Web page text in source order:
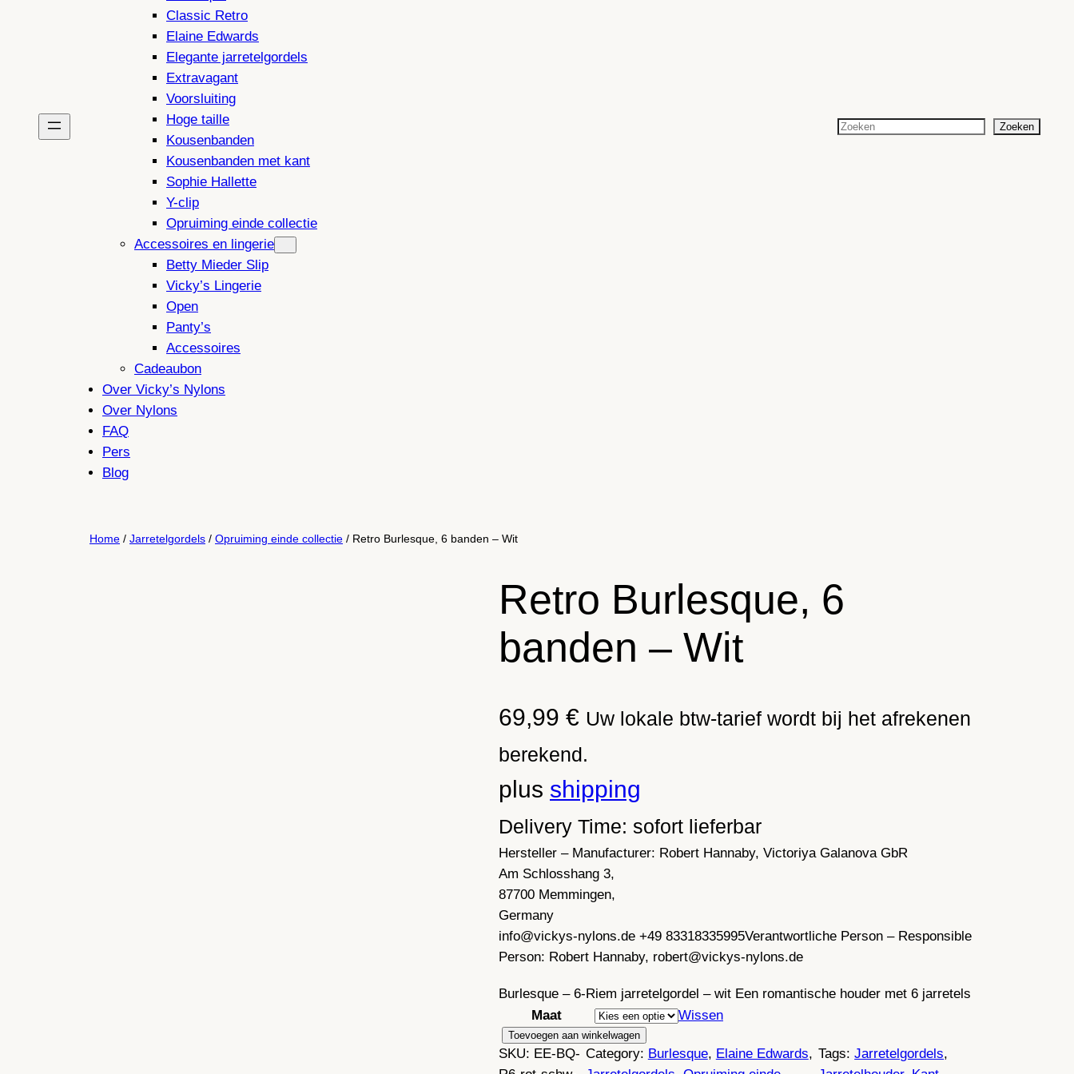
Classic Retro
Elaine Edwards
Elegante jarretelgordels
Extravagant
Voorsluiting
Hoge taille
Kousenbanden
Kousenbanden met kant
Sophie Hallette
Y-clip
Opruiming einde collectie
Accessoires en lingerie
Betty Mieder Slip
Vicky’s Lingerie
Open
Panty’s
Accessoires
Cadeaubon
Over Vicky’s Nylons
Over Nylons
FAQ
Pers
Blog
Zoeken Zoeken
Home / Jarretelgordels / Opruiming einde collectie / Retro Burlesque, 6 banden – Wit
Retro Burlesque, 6
banden – Wit
69,99 € Uw lokale btw-tarief wordt bij het afrekenen
berekend.
plus shipping
Delivery Time: sofort lieferbar
Hersteller – Manufacturer: Robert Hannaby, Victoriya Galanova GbR
Am Schlosshang 3,
87700 Memmingen,
Germany
info@vickys-nylons.de +49 83318335995Verantwortliche Person – Responsible
Person: Robert Hannaby, robert@vickys-nylons.de
Burlesque – 6-Riem jarretelgordel – wit Een romantische houder met 6 jarretels
Maat
Wissen
e
Toevoegen aan winkelwagen
SKU: EE-BQ- Category: Burlesque, Elaine Edwards Tags:Jarretelgordels